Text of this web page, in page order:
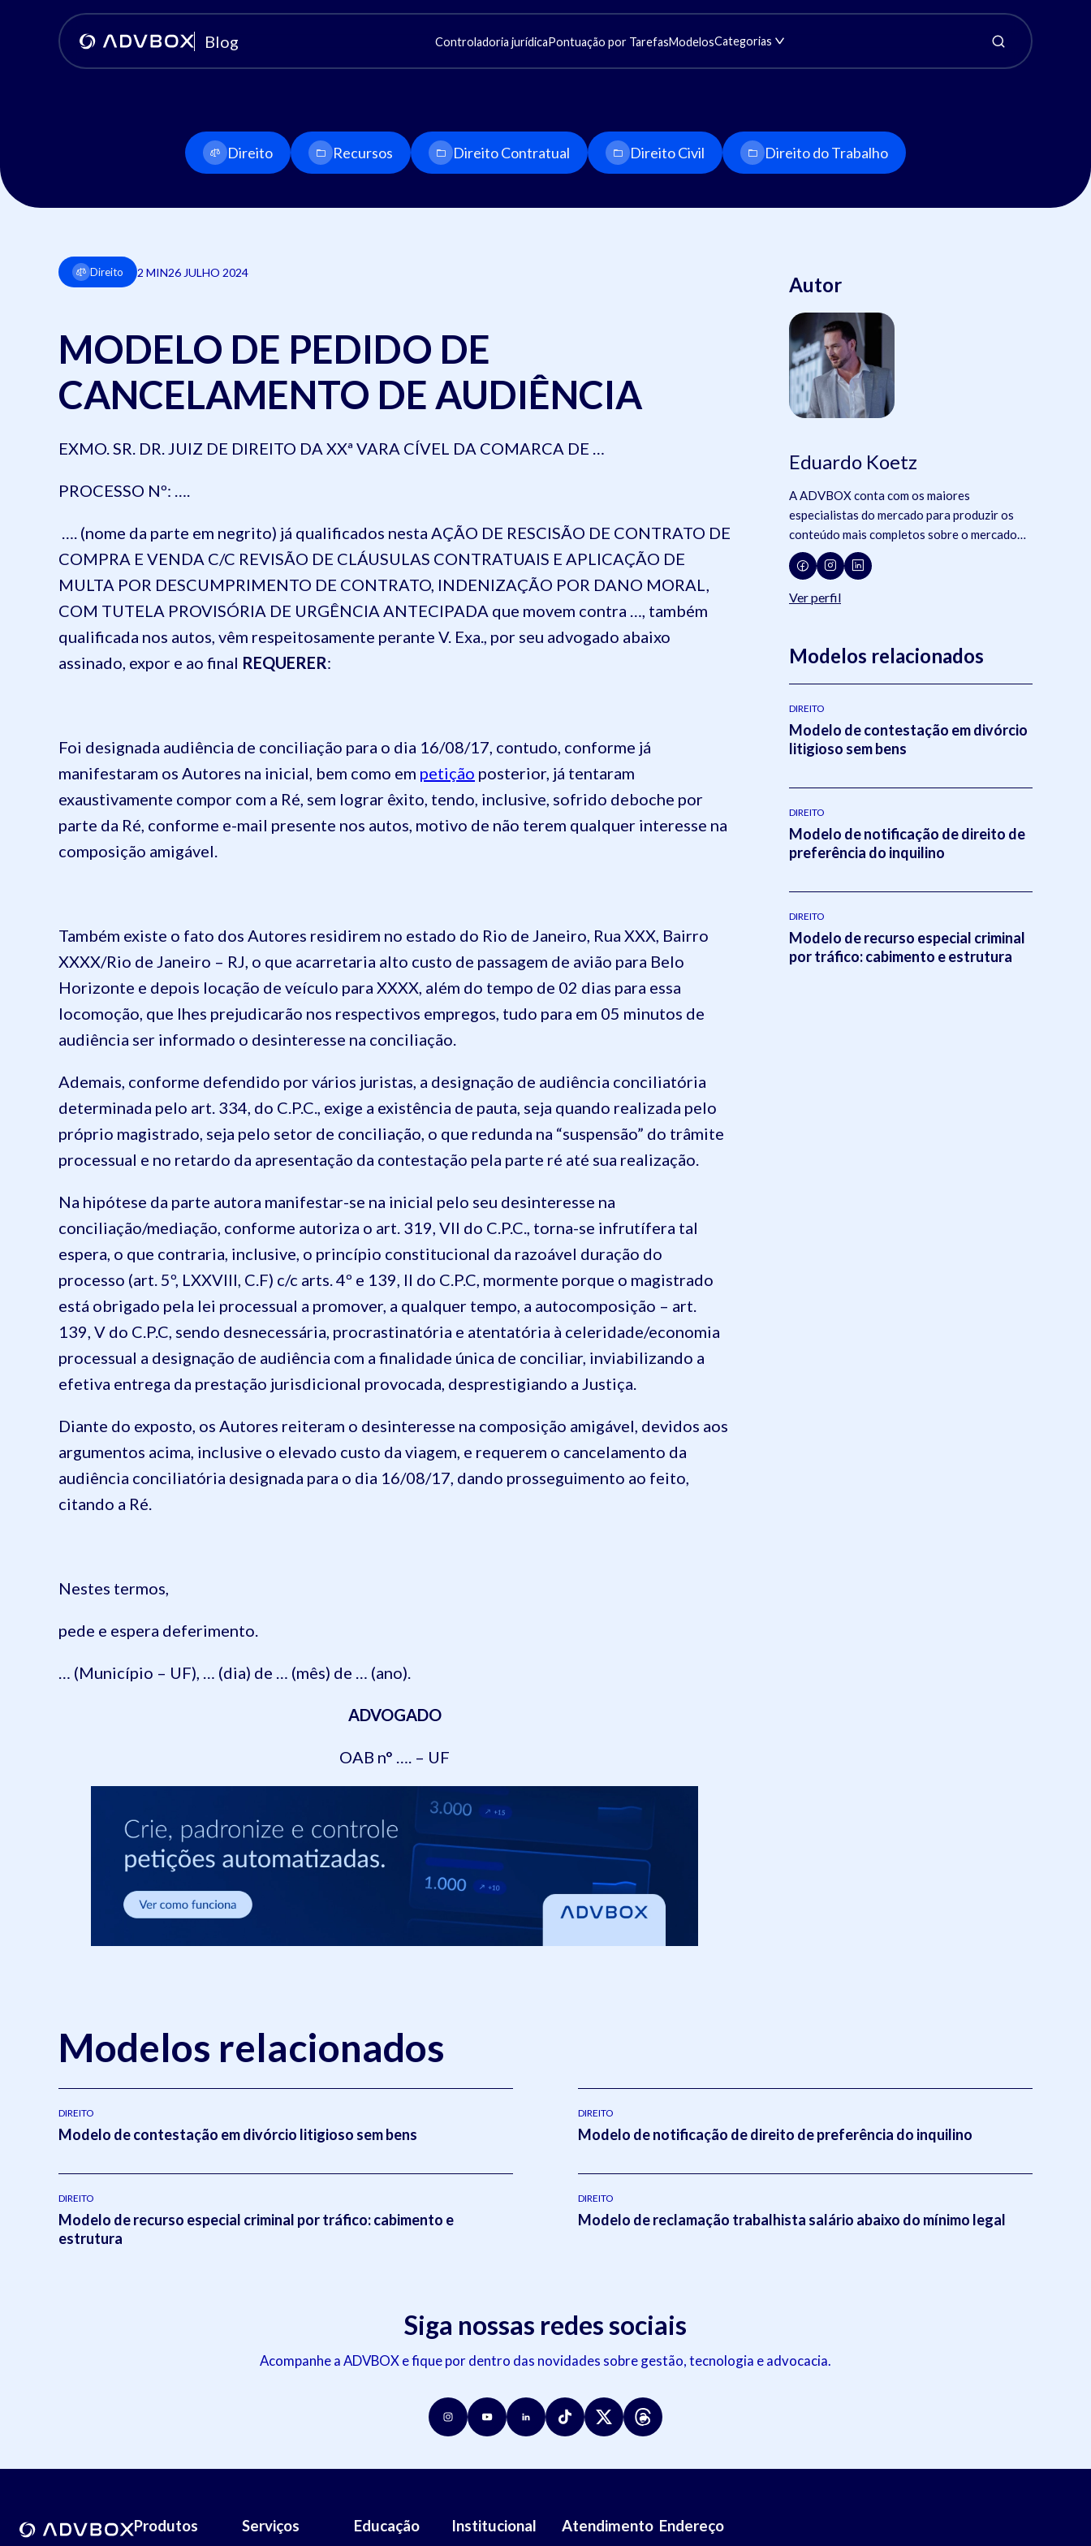
Blog Controladoria jurídicaPontuação por TarefasModelosCategorias
Direito Recursos Direito Contratual Direito Civil Direito do Trabalho
Direito 2 MIN26 JULHO 2024
MODELO DE PEDIDO DE
CANCELAMENTO DE AUDIÊNCIA
EXMO. SR. DR. JUIZ DE DIREITO DA XXª VARA CÍVEL DA COMARCA DE …
PROCESSO Nº: ….
…. (nome da parte em negrito) já qualificados nesta AÇÃO DE RESCISÃO DE CONTRATO DE
COMPRA E VENDA C/C REVISÃO DE CLÁUSULAS CONTRATUAIS E APLICAÇÃO DE
MULTA POR DESCUMPRIMENTO DE CONTRATO, INDENIZAÇÃO POR DANO MORAL,
COM TUTELA PROVISÓRIA DE URGÊNCIA ANTECIPADA que movem contra …, também
qualificada nos autos, vêm respeitosamente perante V. Exa., por seu advogado abaixo
assinado, expor e ao final REQUERER:
Foi designada audiência de conciliação para o dia 16/08/17, contudo, conforme já
manifestaram os Autores na inicial, bem como em petição posterior, já tentaram
exaustivamente compor com a Ré, sem lograr êxito, tendo, inclusive, sofrido deboche por
parte da Ré, conforme e-mail presente nos autos, motivo de não terem qualquer interesse na
composição amigável.
Também existe o fato dos Autores residirem no estado do Rio de Janeiro, Rua XXX, Bairro
XXXX/Rio de Janeiro – RJ, o que acarretaria alto custo de passagem de avião para Belo
Horizonte e depois locação de veículo para XXXX, além do tempo de 02 dias para essa
locomoção, que lhes prejudicarão nos respectivos empregos, tudo para em 05 minutos de
audiência ser informado o desinteresse na conciliação.
Ademais, conforme defendido por vários juristas, a designação de audiência conciliatória
determinada pelo art. 334, do C.P.C., exige a existência de pauta, seja quando realizada pelo
próprio magistrado, seja pelo setor de conciliação, o que redunda na “suspensão” do trâmite
processual e no retardo da apresentação da contestação pela parte ré até sua realização.
Na hipótese da parte autora manifestar-se na inicial pelo seu desinteresse na
conciliação/mediação, conforme autoriza o art. 319, VII do C.P.C., torna-se infrutífera tal
espera, o que contraria, inclusive, o princípio constitucional da razoável duração do
processo (art. 5º, LXXVIII, C.F) c/c arts. 4º e 139, II do C.P.C, mormente porque o magistrado
está obrigado pela lei processual a promover, a qualquer tempo, a autocomposição – art.
139, V do C.P.C, sendo desnecessária, procrastinatória e atentatória à celeridade/economia
processual a designação de audiência com a finalidade única de conciliar, inviabilizando a
efetiva entrega da prestação jurisdicional provocada, desprestigiando a Justiça.
Diante do exposto, os Autores reiteram o desinteresse na composição amigável, devidos aos
argumentos acima, inclusive o elevado custo da viagem, e requerem o cancelamento da
audiência conciliatória designada para o dia 16/08/17, dando prosseguimento ao feito,
citando a Ré.
Nestes termos,
pede e espera deferimento.
… (Município – UF), … (dia) de … (mês) de … (ano).
ADVOGADO
OAB n° …. – UF
Autor
Eduardo Koetz
A ADVBOX conta com os maiores
especialistas do mercado para produzir os
conteúdo mais completos sobre o mercado
jurídico, tecnologia e advocacia.
Ver perfil
Modelos relacionados
DIREITO
Modelo de contestação em divórcio
litigioso sem bens
DIREITO
Modelo de notificação de direito de
preferência do inquilino
DIREITO
Modelo de recurso especial criminal
por tráfico: cabimento e estrutura
Modelos relacionados
DIREITO
Modelo de contestação em divórcio litigioso sem bens
DIREITO
Modelo de notificação de direito de preferência do inquilino
DIREITO
Modelo de recurso especial criminal por tráfico: cabimento e
estrutura
DIREITO
Modelo de reclamação trabalhista salário abaixo do mínimo legal
Siga nossas redes sociais
Acompanhe a ADVBOX e fique por dentro das novidades sobre gestão, tecnologia e advocacia.
Produtos Serviços Educação Institucional Atendimento Endereço